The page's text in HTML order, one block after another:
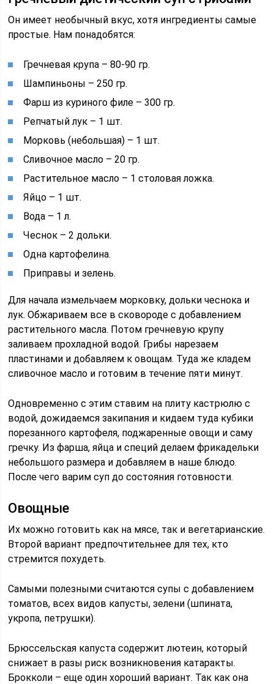
Он имеет необычный вкус, хотя ингредиенты самые
простые. Нам понадобятся:
Гречневая крупа – 80-90 гр.
Шампиньоны – 250 гр.
Фарш из куриного филе – 300 гр.
Репчатый лук – 1 шт.
Морковь (небольшая) – 1 шт.
Сливочное масло – 20 гр.
Растительное масло – 1 столовая ложка.
Яйцо – 1 шт.
Вода – 1 л.
Чеснок – 2 дольки.
Одна картофелина.
Приправы и зелень.
Для начала измельчаем морковку, дольки чеснока и
лук. Обжариваем все в сковороде с добавлением
растительного масла. Потом гречневую крупу
заливаем прохладной водой. Грибы нарезаем
пластинами и добавляем к овощам. Туда же кладем
сливочное масло и готовим в течение пяти минут.
Одновременно с этим ставим на плиту кастрюлю с
водой, дожидаемся закипания и кидаем туда кубики
порезанного картофеля, поджаренные овощи и саму
гречку. Из фарша, яйца и специй делаем фрикадельки
небольшого размера и добавляем в наше блюдо.
После чего варим суп до состояния готовности.
Овощные
Их можно готовить как на мясе, так и вегетарианские.
Второй вариант предпочтительнее для тех, кто
стремится похудеть.
Самыми полезными считаются супы с добавлением
томатов, всех видов капусты, зелени (шпината,
укропа, петрушки).
Брюссельская капуста содержит лютеин, который
снижает в разы риск возникновения катаракты.
Брокколи – еще один хороший вариант. Так как она